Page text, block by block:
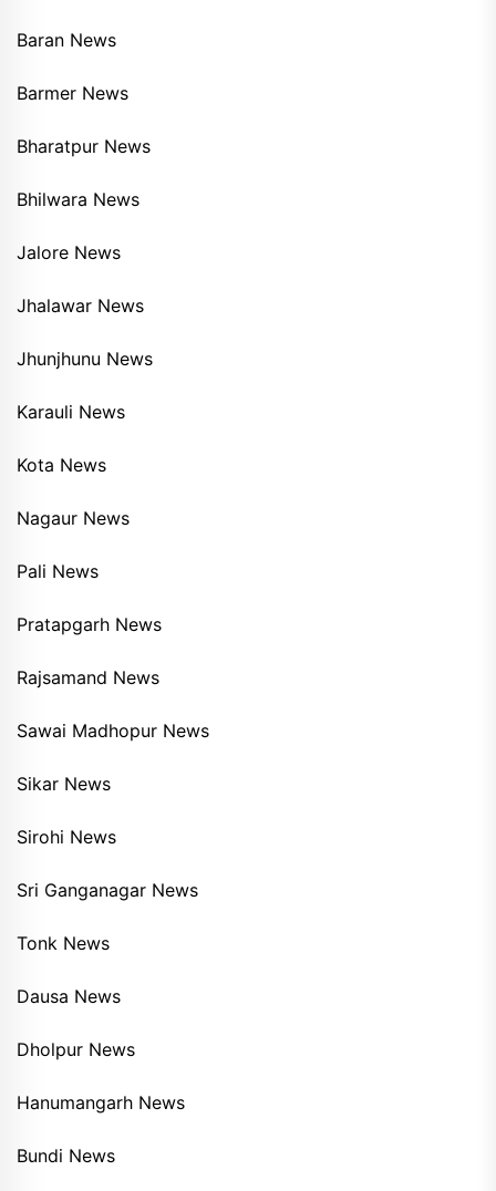
Baran News
Barmer News
Bharatpur News
Bhilwara News
Jalore News
Jhalawar News
Jhunjhunu News
Karauli News
Kota News
Nagaur News
Pali News
Pratapgarh News
Rajsamand News
Sawai Madhopur News
Sikar News
Sirohi News
Sri Ganganagar News
Tonk News
Dausa News
Dholpur News
Hanumangarh News
Bundi News